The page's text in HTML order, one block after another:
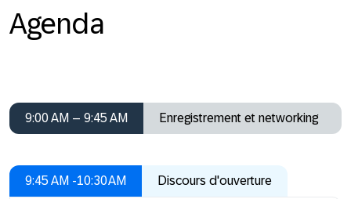
Agenda
9:00 AM – 9:45 AM Enregistrement et networking
9:45 AM -10:30 AM Discours d'ouverture